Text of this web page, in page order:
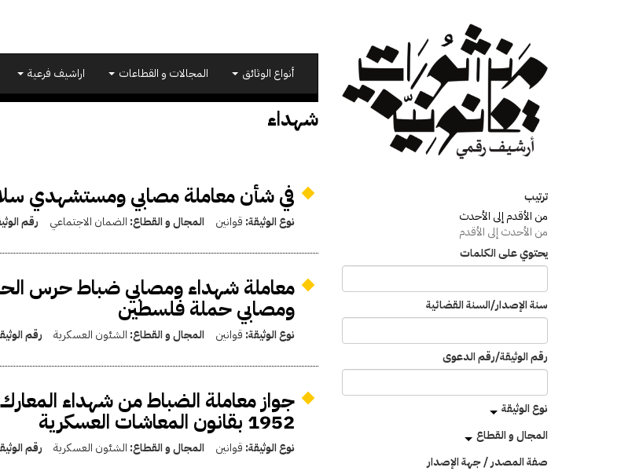
أنواع الوثائق المجالات و القطاعات اراشيف فرعية
شهداء
ترتيب
من الأقدم إلى الأحدث
من الأحدث إلى الأقدم
يحتوي على الكلمات
سنة الإصدار/السنة القضائية
رقم الوثيقة/رقم الدعوى
نوع الوثيقة
المجال و القطاع
صفة المصدر / جهة الإصدار
في شأن معاملة مصابي ومستشهدي
نوع الوثيقة: قوانين المجال و القطاع: الضمان الاجتماعي رقم
معاملة شهداء ومصابي ضباط حرس
ومصابي حملة فلسطين
نوع الوثيقة: قوانين المجال و القطاع: الشئون العسكرية رقم
1952 بقانون المعاشات العسكرية
نوع الوثيقة: قوانين المجال و القطاع: الشئون العسكرية رقم